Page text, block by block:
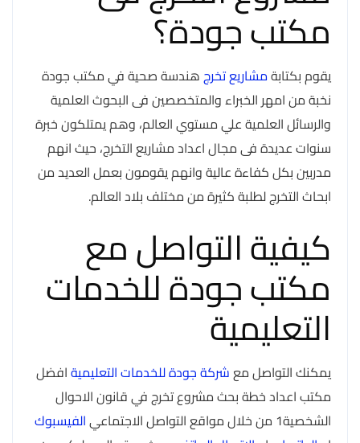
مكتب جودة؟
يقوم بكتابةمشاريع تخرجهندسة صحية في مكتب جودة
نخبة من امهر الخبراء والمتخصصين فى البحوث العلمية
والرسائل العلمية علي مستوي العالم، وهم يمتلكون خبرة
سنوات عديدة فى مجال اعداد مشاريع التخرج، حيث انهم
مدربين بكل كفاءة عالية وانهم يقومون بعمل العديد من
ابحاث التخرج لطلبة كثيرة من مختلف بلاد العالم.
كيفية التواصل مع
مكتب جودة للخدمات
التعليمية
يمكنك التواصل معشركة جودة للخدمات التعليميةافضل
مكتب اعداد خطة بحث مشروع تخرج في قانون الاحوال
الشخصية1 من خلال مواقع التواصل الاجتماعي
الفيسبوك